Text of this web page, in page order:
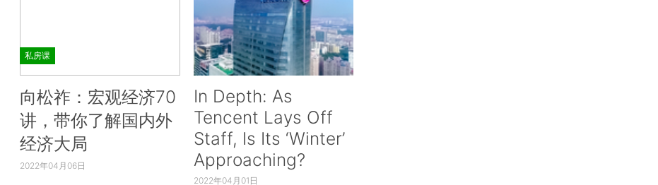
私房课
向松祚：宏观经济70
讲，带你了解国内外
经济大局
2022年04月06日
In Depth: As
Tencent Lays Off
Staff, Is Its ‘Winter’
Approaching?
2022年04月01日